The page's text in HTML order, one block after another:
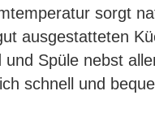
sorgt
ausgestatteten
Spüle nebst
schnell und